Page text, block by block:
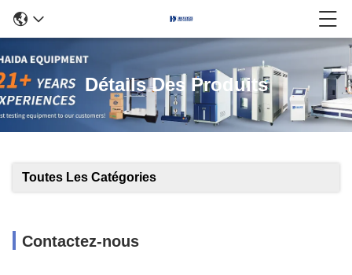
Détails Des Produits
Toutes Les Catégories
Contactez-nous